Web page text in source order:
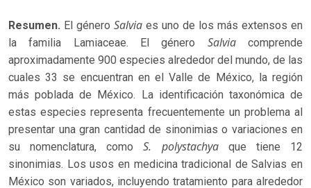
Resumen. El género Salvia es uno de los más extensos en
la familia Lamiaceae. El género Salviacomprende
aproximadamente 900 especies alrededor del mundo, de las
cuales 33 se encuentran en el Valle de México, la región
más poblada de México. La identificación taxonómica de
estas especies representa frecuentemente un problema al
presentar una gran cantidad de sinonimias o variaciones en
su nomenclatura, comoS. polystachyaque tiene 12
sinonimias. Los usos en medicina tradicional de Salvias en
México son variados, incluyendo tratamiento para alrededor